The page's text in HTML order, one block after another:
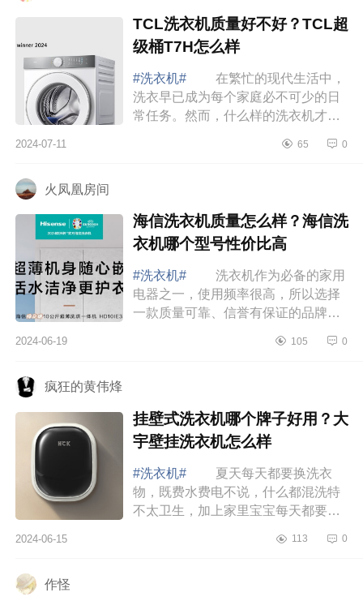
TCL洗衣机质量好不好？TCL超
级桶T7H怎么样
#洗衣机#
在繁忙的现代生活中，
洗衣早已成为每个家庭必不可少的日
常任务。然而，什么样的洗衣机才能
面小编为大家介绍下TCL洗衣机质量
2024-07-11 65 0
火凤凰房间
海信洗衣机质量怎么样？海信洗
衣机哪个型号性价比高
#洗衣机#
洗衣机作为必备的家用
电器之一，使用频率很高，所以选择
一款质量可靠、信誉有保证的品牌非
2024-06-19 105 0
疯狂的黄伟烽
挂壁式洗衣机哪个牌子好用？大
宇壁挂洗衣机怎么样
#洗衣机#
夏天每天都要换洗衣
物，既费水费电不说，什么都混洗特
不太卫生，加上家里宝宝每天都要换
干净，下面小编为大家介绍下挂壁式
2024-06-15 113 0
作怪